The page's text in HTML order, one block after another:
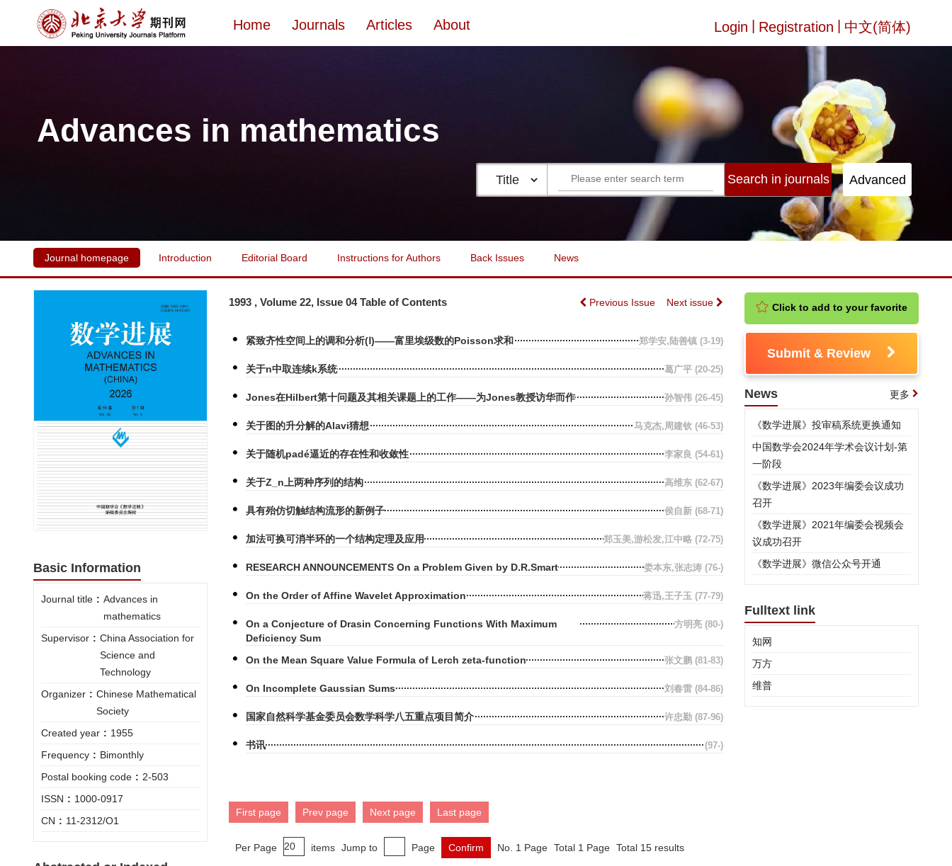
Login Registration 中文(简体)
Home Journals Articles About
Advances in mathematics
Journal homepage Introduction Editorial Board Instructions for Authors Back Issues News
Basic Information
Journal title : Advances in
mathematics
Supervisor : China Association for
Science and
Technology
Organizer : Chinese Mathematical
Society
Created year : 1955
Frequency : Bimonthly
Postal booking code : 2-503
ISSN : 1000-0917
CN : 11-2312/O1
1993 , Volume 22, Issue 04 Table of Contents Previous Issue Next issue
紧致齐性空间上的调和分析(Ⅰ)——富里埃级数的Poisson求和 郑学安,陆善镇 (3-19)
关于n中取连续k系统 葛广平 (20-25)
Jones在Hilbert第十问题及其相关课题上的工作——为Jones教授访华而作 孙智伟 (26-45)
关于图的升分解的Alavi猜想 马克杰,周建钦 (46-53)
关于随机padé逼近的存在性和收敛性 李家良 (54-61)
关于Z_n上两种序列的结构 高维东 (62-67)
具有殆仿切触结构流形的新例子 侯自新 (68-71)
加法可换可消半环的一个结构定理及应用 郑玉美,游松发,江中略 (72-75)
RESEARCH ANNOUNCEMENTS On a Problem Given by D.R.Smart 娄本东,张志涛 (76-)
On the Order of Affine Wavelet Approximation 蒋迅,王子玉 (77-79)
On a Conjecture of Drasin Concerning Functions With Maximum
Deficiency Sum
方明亮 (80-)
On the Mean Square Value Formula of Lerch zeta-function 张文鹏 (81-83)
On Incomplete Gaussian Sums 刘春雷 (84-86)
国家自然科学基金委员会数学科学八五重点项目简介 许忠勤 (87-96)
书讯 (97-)
First page Prev page Next page Last page
Per Page items Jump to Page Confirm No. 1 Page Total 1 Page Total 15 results
Click to add to your favorite
Submit & Review
News 更多
《数学进展》投审稿系统更换通知
中国数学会2024年学术会议计划-第
一阶段
《数学进展》2023年编委会议成功
召开
《数学进展》2021年编委会视频会
议成功召开
《数学进展》微信公众号开通
Fulltext link
知网
万方
维普